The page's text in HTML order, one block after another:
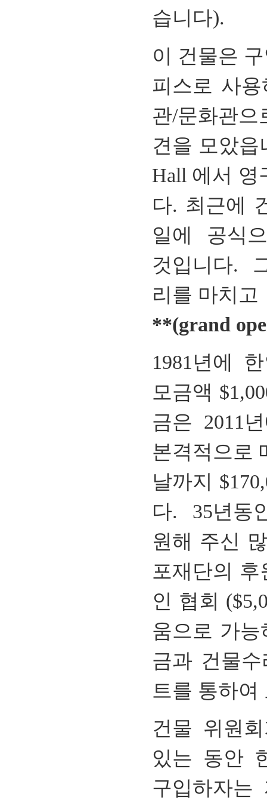
습니다).
이 건물은
피스로 사용
관/문화관으
견을 모았읍
Hall 에서 영
다. 최근에
일에
공식
것입니다.
리를 마치고
**(grand
1981 년에
모금액
금은 2011
본격적으로
날까지
다. 35년동
원해 주신
포재단의 후
인 협회
움으로 가능
금과 건물수
트를 통하여
건물 위원
있는 동안
구입하자는